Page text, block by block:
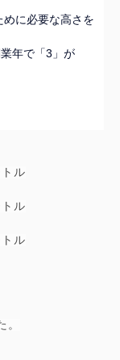
めに必要な高さを
年で「3 」が
トル
トル
トル
。